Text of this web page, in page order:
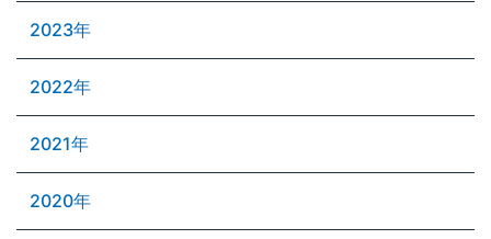
2023年
2022年
2021年
2020年